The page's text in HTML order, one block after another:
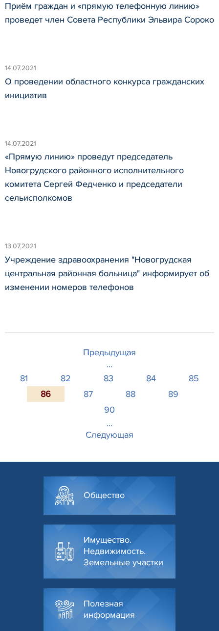
Приём граждан и «прямую телефонную линию»
проведет член Совета Республики Эльвира Сороко
14.07.2021
О проведении областного конкурса гражданских
инициатив
14.07.2021
«Прямую линию» проведут председатель
Новогрудского районного исполнительного
комитета Сергей Федченко и председатели
сельисполкомов
13.07.2021
Учреждение здравоохранения "Новогрудская
центральная районная больница" информирует об
изменении номеров телефонов
Предыдущая
...
81
82 83 84
85
86
87 88
89
90
...
Следующая
Общество
Имущество.
Недвижимость.
Земельные участки
Полезная
информация